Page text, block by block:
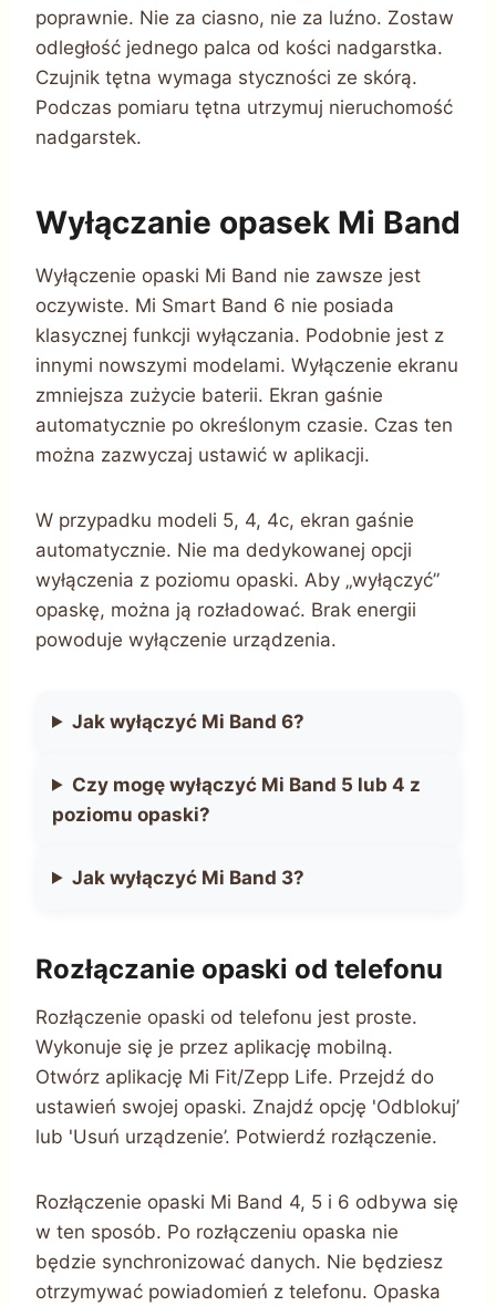
poprawnie. Nie za ciasno, nie za luźno. Zostaw
odległość jednego palca od kości nadgarstka.
Czujnik tętna wymaga styczności ze skórą.
Podczas pomiaru tętna utrzymuj nieruchomość
nadgarstek.
Wyłączanie opasek Mi Band
Wyłączenie opaski Mi Band nie zawsze jest
oczywiste. Mi Smart Band 6 nie posiada
klasycznej funkcji wyłączania. Podobnie jest z
innymi nowszymi modelami. Wyłączenie ekranu
zmniejsza zużycie baterii. Ekran gaśnie
automatycznie po określonym czasie. Czas ten
można zazwyczaj ustawić w aplikacji.
W przypadku modeli 5, 4, 4c, ekran gaśnie
automatycznie. Nie ma dedykowanej opcji
wyłączenia z poziomu opaski. Aby „wyłączyć”
opaskę, można ją rozładować. Brak energii
powoduje wyłączenie urządzenia.
Jak wyłączyć Mi Band 6?
Czy mogę wyłączyć Mi Band 5 lub 4 z
poziomu opaski?
Jak wyłączyć Mi Band 3?
Rozłączanie opaski od telefonu
Rozłączenie opaski od telefonu jest proste.
Wykonuje się je przez aplikację mobilną.
Otwórz aplikację Mi Fit/Zepp Life. Przejdź do
ustawień swojej opaski. Znajdź opcję 'Odblokuj’
lub 'Usuń urządzenie’. Potwierdź rozłączenie.
Rozłączenie opaski Mi Band 4, 5 i 6 odbywa się
w ten sposób. Po rozłączeniu opaska nie
będzie synchronizować danych. Nie będziesz
otrzymywać powiadomień z telefonu. Opaska